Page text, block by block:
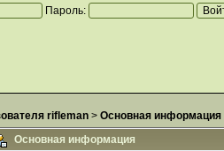
Пароль:
rifleman > Основная информация
Основная информация